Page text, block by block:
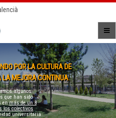
POR LA CULTURA DE
LA MEJORA CONTINUA.
algunos
que han sido
enmás de un 8
los colectivos
universitaria